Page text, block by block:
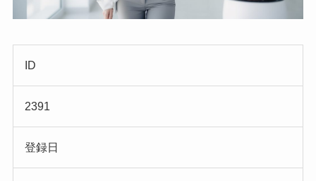
ID
2391
登録日